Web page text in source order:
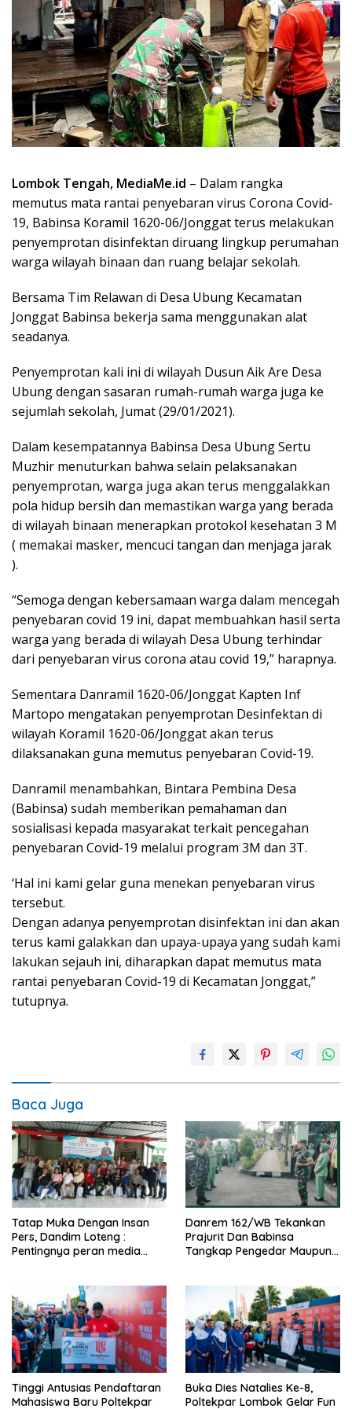
Lombok Tengah, MediaMe.id – Dalam rangka
memutus mata rantai penyebaran virus Corona Covid-
19, Babinsa Koramil 1620-06/Jonggat terus melakukan
penyemprotan disinfektan diruang lingkup perumahan
warga wilayah binaan dan ruang belajar sekolah.
Bersama Tim Relawan di Desa Ubung Kecamatan
Jonggat Babinsa bekerja sama menggunakan alat
seadanya.
Penyemprotan kali ini di wilayah Dusun Aik Are Desa
Ubung dengan sasaran rumah-rumah warga juga ke
sejumlah sekolah, Jumat (29/01/2021).
Dalam kesempatannya Babinsa Desa Ubung Sertu
Muzhir menuturkan bahwa selain pelaksanakan
penyemprotan, warga juga akan terus menggalakkan
pola hidup bersih dan memastikan warga yang berada
di wilayah binaan menerapkan protokol kesehatan 3 M
( memakai masker, mencuci tangan dan menjaga jarak
).
“Semoga dengan kebersamaan warga dalam mencegah
penyebaran covid 19 ini, dapat membuahkan hasil serta
warga yang berada di wilayah Desa Ubung terhindar
dari penyebaran virus corona atau covid 19,” harapnya.
Sementara Danramil 1620-06/Jonggat Kapten Inf
Martopo mengatakan penyemprotan Desinfektan di
wilayah Koramil 1620-06/Jonggat akan terus
dilaksanakan guna memutus penyebaran Covid-19.
Danramil menambahkan, Bintara Pembina Desa
(Babinsa) sudah memberikan pemahaman dan
sosialisasi kepada masyarakat terkait pencegahan
penyebaran Covid-19 melalui program 3M dan 3T.
‘Hal ini kami gelar guna menekan penyebaran virus
tersebut.
Dengan adanya penyemprotan disinfektan ini dan akan
terus kami galakkan dan upaya-upaya yang sudah kami
lakukan sejauh ini, diharapkan dapat memutus mata
rantai penyebaran Covid-19 di Kecamatan Jonggat,”
tutupnya.
Baca Juga
Tatap Muka Dengan Insan
Pers, Dandim Loteng :
Pentingnya peran media
obyektif
Danrem 162/WB Tekankan
Prajurit Dan Babinsa
Tangkap Pengedar Maupun
Tinggi Antusias Pendaftaran
Mahasiswa Baru Poltekpar
Buka Dies Natalies Ke-8,
Poltekpar Lombok Gelar Fun